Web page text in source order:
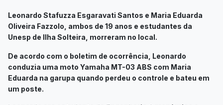
Leonardo Stafuzza Esgaravati Santos e Maria Eduarda
Oliveira Fazzolo, ambos de 19 anos e estudantes da
Unesp de Ilha Solteira, morreram no local.
De acordo com o boletim de ocorrência, Leonardo
conduzia uma moto Yamaha MT-03 ABS com Maria
Eduarda na garupa quando perdeu o controle e bateu em
um poste.